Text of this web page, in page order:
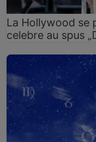
La Hollywood se
celebre au spus